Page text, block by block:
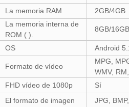
La memoria RAM
2GB/4GB
La memoria interna de
ROM ( ).
8GB/16GB
OS Android
Formato de vídeo
MPG,
WMV,
FHD vídeo de 1080p
Sí
El formato de imagen
JPG,